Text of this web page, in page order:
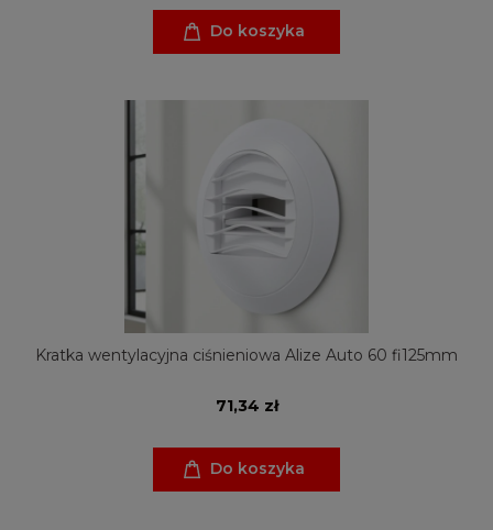
Do koszyka
Kratka wentylacyjna ciśnieniowa Alize Auto 60 fi125mm
71,34 zł
Do koszyka